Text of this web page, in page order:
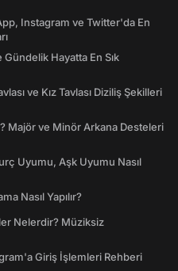
Instagram ve Twitter'da En
Hayatta En Sık
ve Kız Tavlası Diziliş Şekilleri
Majör ve Minör Arkana Desteleri
Uyumu, Aşk Uyumu Nasıl
Nasıl Yapılır?
Nelerdir? Müziksiz
Giriş İşlemleri Rehberi